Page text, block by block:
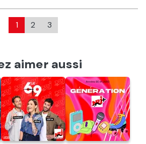
1 2 3
aimer aussi